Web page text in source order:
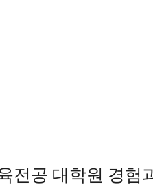
전공 대학원 경험